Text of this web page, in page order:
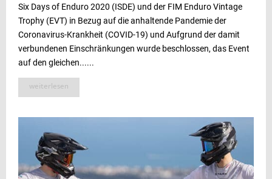
Six Days of Enduro 2020 (ISDE) und der FIM Enduro Vintage
Trophy (EVT) in Bezug auf die anhaltende Pandemie der
Coronavirus-Krankheit (COVID-19) und Aufgrund der damit
verbundenen Einschränkungen wurde beschlossen, das Event
auf den gleichen......
weiterlesen